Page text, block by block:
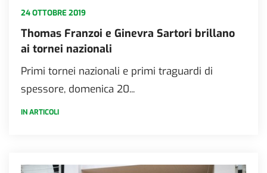
24 OTTOBRE 2019
Thomas Franzoi e Ginevra Sartori brillano
ai tornei nazionali
Primi tornei nazionali e primi traguardi di
spessore, domenica 20...
IN ARTICOLI